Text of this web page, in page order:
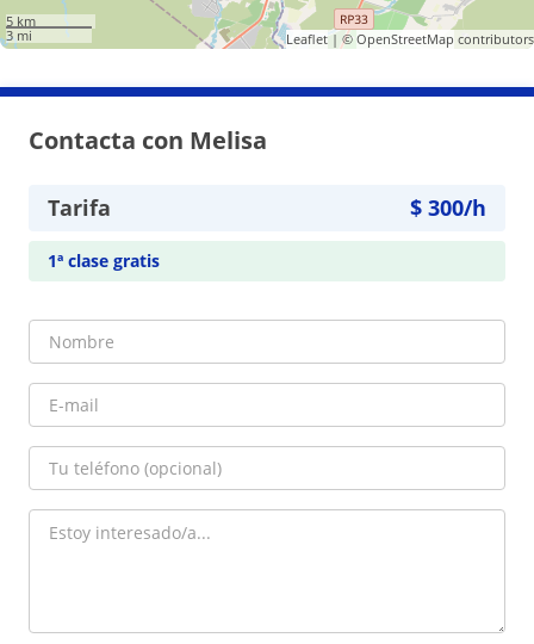
5 km
3 mi
Leaflet| © OpenStreetMap contributors
Contacta con Melisa
Tarifa $ 300/h
1ª clase gratis